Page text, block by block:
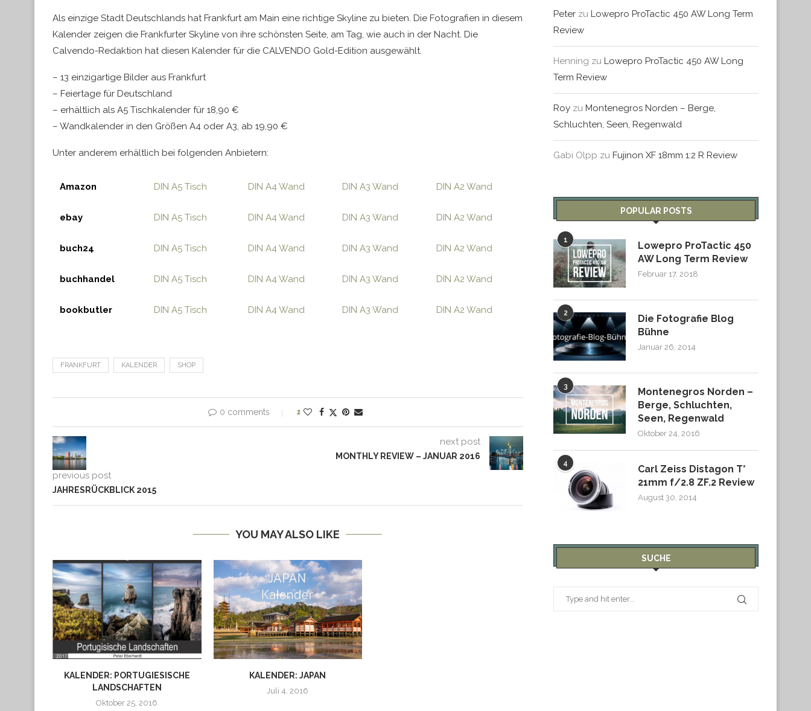
Als einzige Stadt Deutschlands hat Frankfurt am Main eine richtige Skyline zu bieten. Die Fotografien in diesem
Kalender zeigen die Frankfurter Skyline von ihre schönsten Seite, am Tag, wie auch in der Nacht. Die
Calvendo-Redaktion hat diesen Kalender für die CALVENDO Gold-Edition ausgewählt.
– 13 einzigartige Bilder aus Frankfurt
– Feiertage für Deutschland
– erhältlich als A5 Tischkalender für 18,90 €
– Wandkalender in den Größen A4 oder A3, ab 19,90 €
Unter anderem erhältlich bei folgenden Anbietern:
Amazon DIN A5 Tisch DIN A4 Wand DIN A3 Wand DIN A2 Wand
ebay DIN A5 Tisch DIN A4 Wand DIN A3 Wand DIN A2 Wand
buch24 DIN A5 Tisch DIN A4 Wand DIN A3 Wand DIN A2 Wand
buchhandel DIN A5 Tisch DIN A4 Wand DIN A3 Wand DIN A2 Wand
bookbutler DIN A5 Tisch DIN A4 Wand DIN A3 Wand DIN A2 Wand
FRANKFURT KALENDER SHOP
0 comments 1
previous post
JAHRESRÜCKBLICK 2015
next post
MONTHLY REVIEW – JANUAR 2016
YOU MAY ALSO LIKE
KALENDER: PORTUGIESISCHE
LANDSCHAFTEN
Oktober 25, 2016
KALENDER: JAPAN
Juli 4, 2016
Peter zu Lowepro ProTactic 450 AW Long Term
Review
Henning zu Lowepro ProTactic 450 AW Long
Term Review
Roy zu Montenegros Norden – Berge,
Schluchten, Seen, Regenwald
Gabi Olpp zu Fujinon XF 18mm 1:2 R Review
POPULAR POSTS
1
Lowepro ProTactic 450
AW Long Term Review
Februar 17, 2018
2
Die Fotografie Blog
Bühne
Januar 26, 2014
3
Montenegros Norden –
Berge, Schluchten,
Seen, Regenwald
Oktober 24, 2016
4
Carl Zeiss Distagon T*
21mm f/2.8 ZF.2 Review
August 30, 2014
SUCHE